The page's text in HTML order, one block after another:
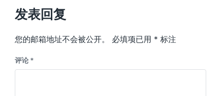
发表回复
您的邮箱地址不会被公开。 必填项已用 * 标注
评论 *